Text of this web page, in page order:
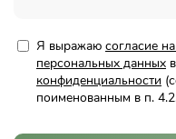
Я выражаю согласие
персональных данных
конфиденциальности
поименованным в п.